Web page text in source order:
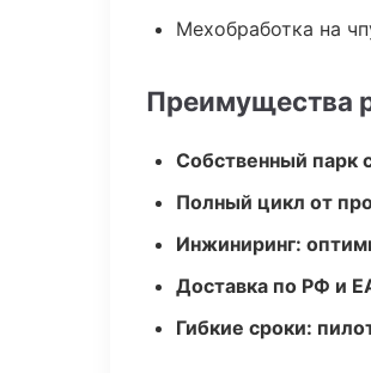
Мехобработка на
Преимущества
Собственный парк
Полный цикл от
Инжиниринг:
Доставка по РФ и
Гибкие сроки: